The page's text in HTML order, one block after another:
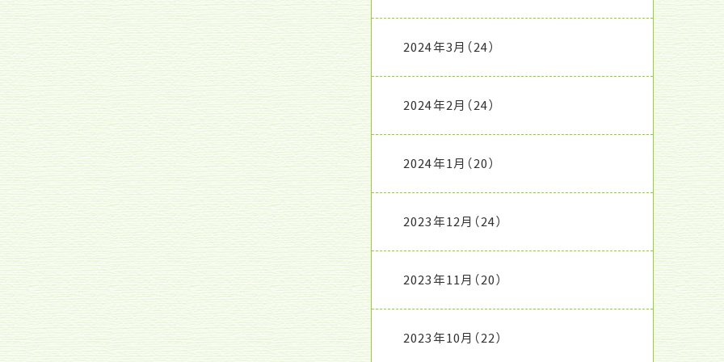
2024年3月 （24）
2024年2月 （24）
2024年1月 （20）
2023年12月 （24）
2023年11月 （20）
2023年10月 （22）